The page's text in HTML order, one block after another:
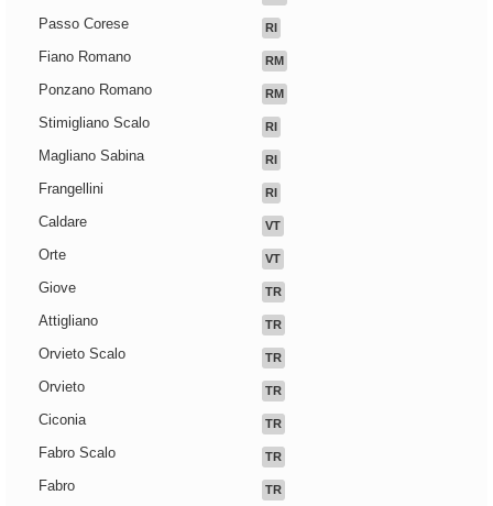
Passo Corese RI
Fiano Romano RM
Ponzano Romano RM
Stimigliano Scalo RI
Magliano Sabina RI
Frangellini RI
Caldare VT
Orte VT
Giove TR
Attigliano TR
Orvieto Scalo TR
Orvieto TR
Ciconia TR
Fabro Scalo TR
Fabro TR